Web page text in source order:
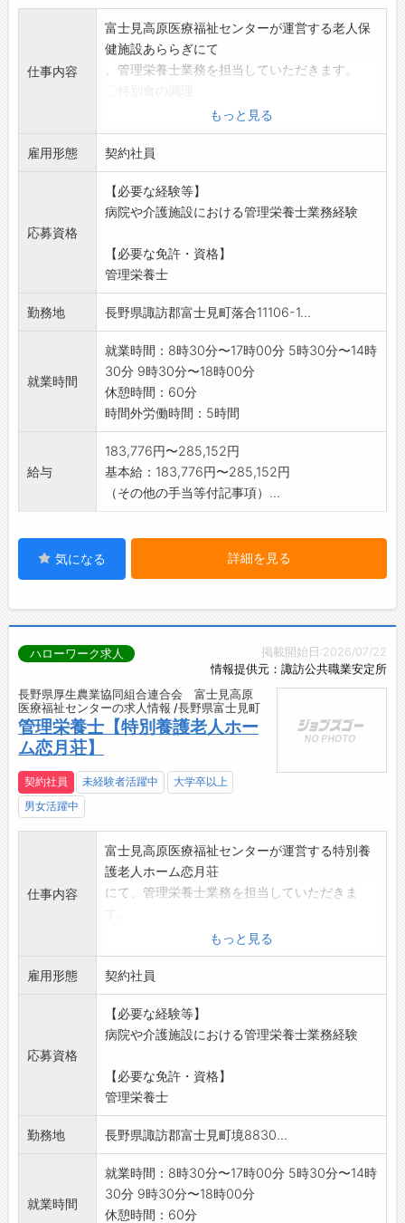
仕事内容
富士見高原医療福祉センターが運営する老人保
健施設あららぎにて
、管理栄養士業務を担当していただきます。
〇調理業務補助 等
※パート希望の方も応募可能です。
勤務時間についてはお気軽にご相談くださ
い。
変更の範囲:なし
もっと見る
雇用形態 契約社員
応募資格
【必要な経験等】
病院や介護施設における管理栄養士業務経験
【必要な免許・資格】
管理栄養士
勤務地 長野県諏訪郡富士見町落合11106-1...
就業時間
就業時間：8時30分〜17時00分 5時30分〜14時
30分 9時30分〜18時00分
休憩時間：60分
時間外労働時間：5時間
給与
183,776円〜285,152円
基本給：183,776円〜285,152円
（その他の手当等付記事項）...
気になる 詳細を見る
掲載開始日:2026/07/22
情報提供元：諏訪公共職業安定所
ハローワーク求人
長野県厚生農業協同組合連合会 富士見高原
医療福祉センターの求人情報 /長野県富士見町
管理栄養士【特別養護老人ホー
ム恋月荘】
契約社員 未経験者活躍中
大学卒以上
男女活躍中
仕事内容
富士見高原医療福祉センターが運営する特別養
護老人ホーム恋月荘
にて、管理栄養士業務を担当していただきま
〇栄養指導
〇調理業務補助 等
※パート希望の方も応募可能です。
勤務時間についてはお気軽にご相談くださ
い。
もっと見る
雇用形態 契約社員
応募資格
【必要な経験等】
病院や介護施設における管理栄養士業務経験
【必要な免許・資格】
管理栄養士
勤務地 長野県諏訪郡富士見町境8830...
就業時間
就業時間：8時30分〜17時00分 5時30分〜14時
30分 9時30分〜18時00分
休憩時間：60分